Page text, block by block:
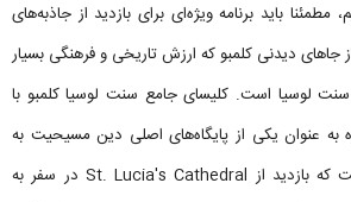
باید برنامه ویژه‌ای برای بازدید از جاذبه‌های
جاهای دیدنی کلمبو که ارزش تاریخی و فرهنگی بسیار
سنت لوسیا است. کلیسای جامع سنت لوسیا کلمبو با
به عنوان یکی از پایگاه‌های اصلی دین مسیحیت به
شمار می‌رود. تردیدی نیست که بازدید از St. Lucia's Cathedral در سفر به